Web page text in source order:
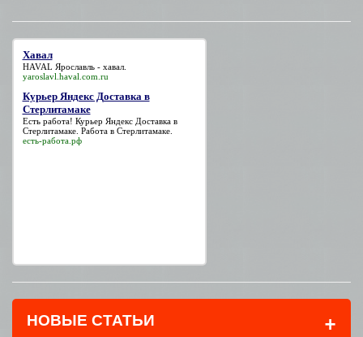
Хавал
HAVAL Ярославль - хавал.
yaroslavl.haval.com.ru
Курьер Яндекс Доставка в
Стерлитамаке
Есть работа! Курьер Яндекс Доставка в
Стерлитамаке. Работа в Стерлитамаке.
есть-работа.рф
НОВЫЕ СТАТЬИ +